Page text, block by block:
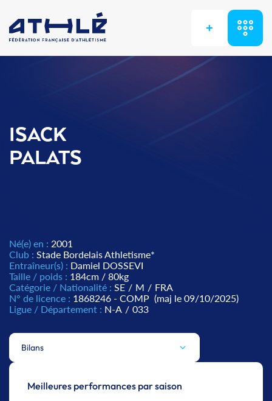
+
ISACK
PALATS
Né(e) en : 2001
Club : Stade Bordelais Athletisme*
Entraîneur(s) : Damiel DOSSEVI
Taille / poids : 184cm / 80kg
Catégorie / Nationalité : SE / M / FRA
N° de licence : 1868246 - COMP (maj le 09/10/2025)
Ligue / Département : N-A / 033
Bilans
Meilleures performances par saison